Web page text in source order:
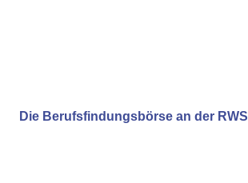
Die Berufsfindungsbörse an der RWS